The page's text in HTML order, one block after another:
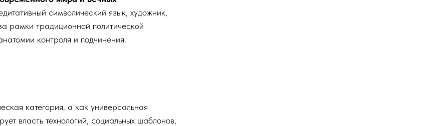
символический язык, художник,
рамки традиционной политической
контроля и подчинения.
категория, а как универсальная
власть технологий, социальных шаблонов,